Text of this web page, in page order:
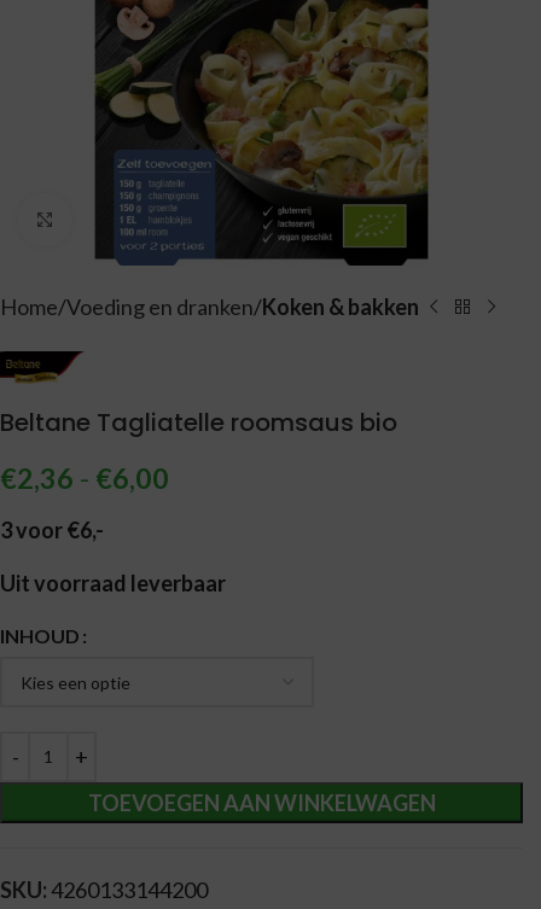
Vergroten
Home Voeding en dranken Koken & bakken
Beltane Tagliatelle roomsaus bio
€2,36 - €6,00
3 voor €6,-
Uit voorraad leverbaar
INHOUD
TOEVOEGEN AAN WINKELWAGEN
Alternative:
SKU: 4260133144200